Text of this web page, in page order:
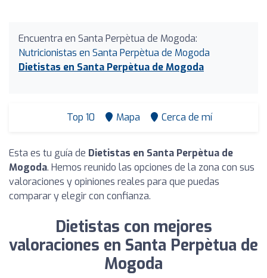
Encuentra en Santa Perpètua de Mogoda:
Nutricionistas en Santa Perpètua de Mogoda
Dietistas en Santa Perpètua de Mogoda
Top 10 Mapa Cerca de mí
Esta es tu guía de Dietistas en Santa Perpètua de
Mogoda. Hemos reunido las opciones de la zona con sus
valoraciones y opiniones reales para que puedas
comparar y elegir con confianza.
Dietistas con mejores
valoraciones en Santa Perpètua de
Mogoda